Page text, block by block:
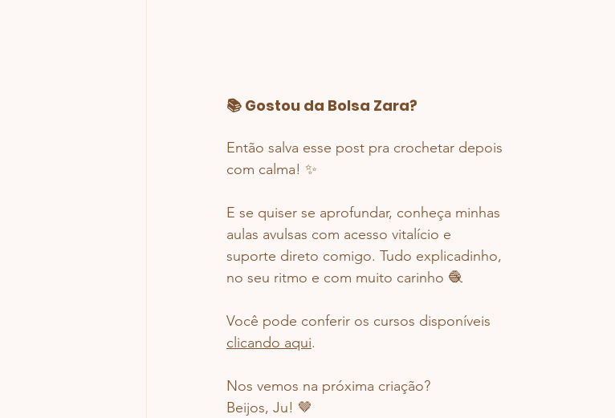
📚 Gostou da Bolsa Zara?
Então salva esse post pra crochetar depois
com calma! ✨
E se quiser se aprofundar, conheça minhas
aulas avulsas com acesso vitalício e
suporte direto comigo. Tudo explicadinho,
no seu ritmo e com muito carinho 🧶
Você pode conferir os cursos disponíveis
clicando aqui.
Nos vemos na próxima criação?
Beijos, Ju! 🤎